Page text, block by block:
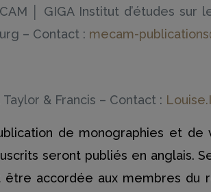
│ GIGA Institut d’études sur
– Contact : mecam-
& Francis – Contact :
de monographies et de
seront publiés en anglais.
accordée aux membres du